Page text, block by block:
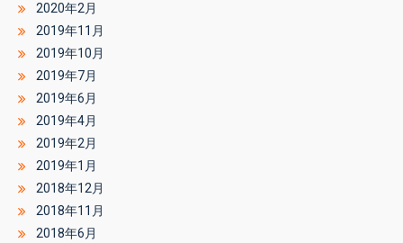
2020年2月
2019年11月
2019年10月
2019年7月
2019年6月
2019年4月
2019年2月
2019年1月
2018年12月
2018年11月
2018年6月